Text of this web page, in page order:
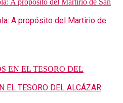
A propósito del Martirio de
EL TESORO DEL ALCÁZAR